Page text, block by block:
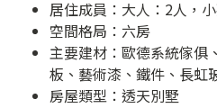
居住成員：大人：2人，
空間格局：六房
主要建材：歐德系統傢
板、藝術漆、鐵件、長虹
房屋類型：透天別墅